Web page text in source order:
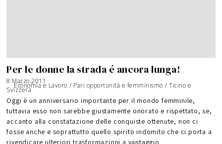
Per le donne la strada é ancora lunga!
8 Marzo 2011
7
M
r
z
2
1
1
Economia e Lavoro / Pari opportunità e femminismo / Ticino e
Svizzera
Oggi è un anniversario importante per il mondo femminile,
tuttavia esso non sarebbe giustamente onorato e rispettato, se,
accanto alla constatazione delle conquiste ottenute, non ci
fosse anche e soprattutto quello spirito indomito che ci porta a
rivendicare ulteriori trasformazioni a vantaggio